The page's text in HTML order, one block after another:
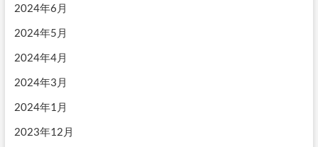
2024年6月
2024年5月
2024年4月
2024年3月
2024年1月
2023年12月